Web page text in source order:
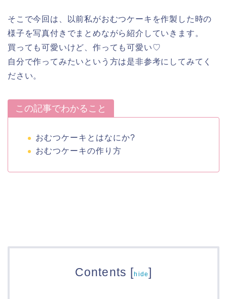
そこで今回は、以前私がおむつケーキを作製した時の
様子を写真付きでまとめながら紹介していきます。
買っても可愛いけど、作っても可愛い♡
自分で作ってみたいという方は是非参考にしてみてく
ださい。
この記事でわかること
おむつケーキとはなにか?
おむつケーキの作り方
Contents [hide]